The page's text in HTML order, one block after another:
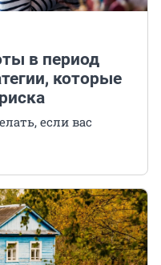
в период
которые
если вас